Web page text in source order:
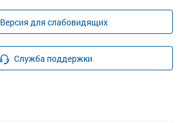
Версия для слабовидящих
Служба поддержки